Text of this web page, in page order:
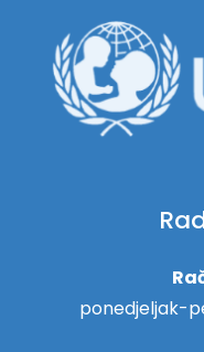
ponedjeljak-